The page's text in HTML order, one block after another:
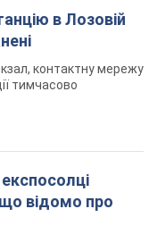
в Лозовій
контактну мережу
тимчасово